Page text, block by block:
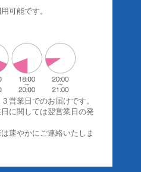
可能です。
営業日でのお届けです。
に関しては翌営業日の発
速やかにご連絡いたしま